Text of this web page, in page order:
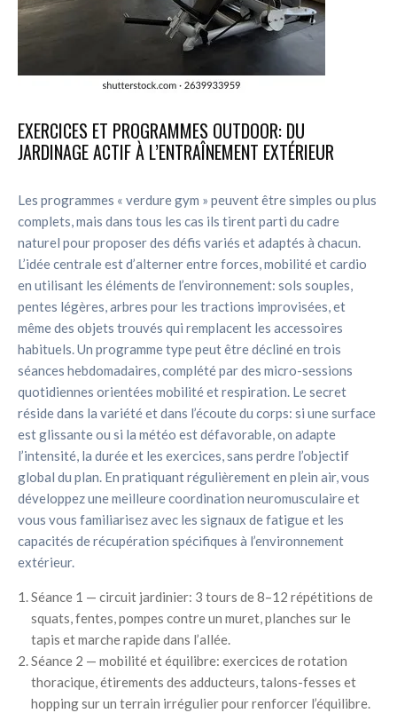
EXERCICES ET PROGRAMMES OUTDOOR: DU
JARDINAGE ACTIF À L’ENTRAÎNEMENT EXTÉRIEUR
Les programmes « verdure gym » peuvent être simples ou plus
complets, mais dans tous les cas ils tirent parti du cadre
naturel pour proposer des défis variés et adaptés à chacun.
L’idée centrale est d’alterner entre forces, mobilité et cardio
en utilisant les éléments de l’environnement: sols souples,
pentes légères, arbres pour les tractions improvisées, et
même des objets trouvés qui remplacent les accessoires
habituels. Un programme type peut être décliné en trois
séances hebdomadaires, complété par des micro-sessions
quotidiennes orientées mobilité et respiration. Le secret
réside dans la variété et dans l’écoute du corps: si une surface
est glissante ou si la météo est défavorable, on adapte
l’intensité, la durée et les exercices, sans perdre l’objectif
global du plan. En pratiquant régulièrement en plein air, vous
développez une meilleure coordination neuromusculaire et
vous vous familiarisez avec les signaux de fatigue et les
capacités de récupération spécifiques à l’environnement
extérieur.
Séance 1 — circuit jardinier: 3 tours de 8–12 répétitions de
squats, fentes, pompes contre un muret, planches sur le
tapis et marche rapide dans l’allée.
Séance 2 — mobilité et équilibre: exercices de rotation
thoracique, étirements des adducteurs, talons-fesses et
hopping sur un terrain irrégulier pour renforcer l’équilibre.